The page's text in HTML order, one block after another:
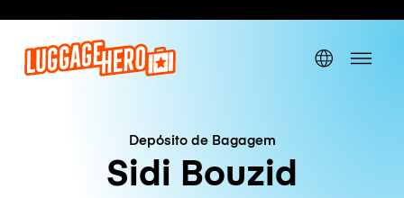
Depósito de Bagagem
Sidi Bouzid